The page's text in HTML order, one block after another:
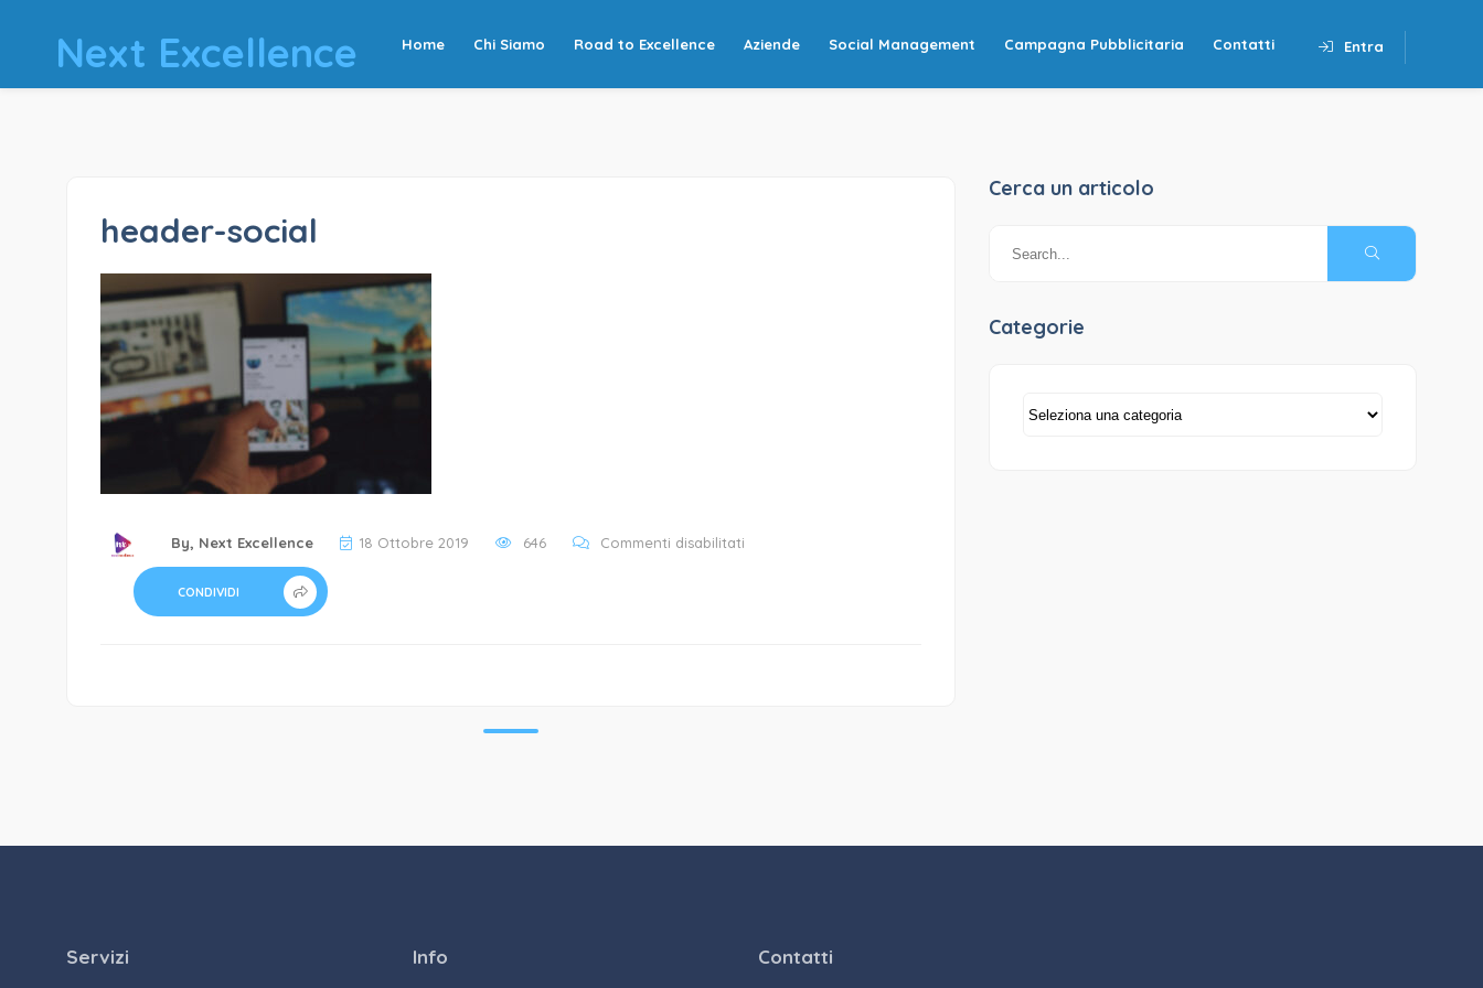
Next Excellence Entra
Home Chi Siamo Road to Excellence Aziende Social Management Campagna Pubblicitaria Contatti
header-social
By, Next Excellence 18 Ottobre 2019 646 Commenti disabilitati
CONDIVIDI
Cerca un articolo
Categorie
Servizi Info Contatti